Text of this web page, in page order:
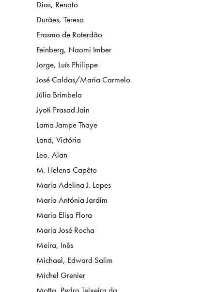
Dias, Renato
Durães, Teresa
Erasmo de Roterdão
Feinberg, Naomi Imber
Jorge, Luís Philippe
José Caldas/Maria Carmelo
Júlia Brimbela
Jyoti Prasad Jain
Lama Jampe Thaye
Land, Victória
Leo, Alan
M. Helena Capêto
Maria Adelina J. Lopes
Maria Antónia Jardim
Maria Elisa Flora
Maria José Rocha
Meira, Inês
Michael, Edward Salim
Michel Grenier